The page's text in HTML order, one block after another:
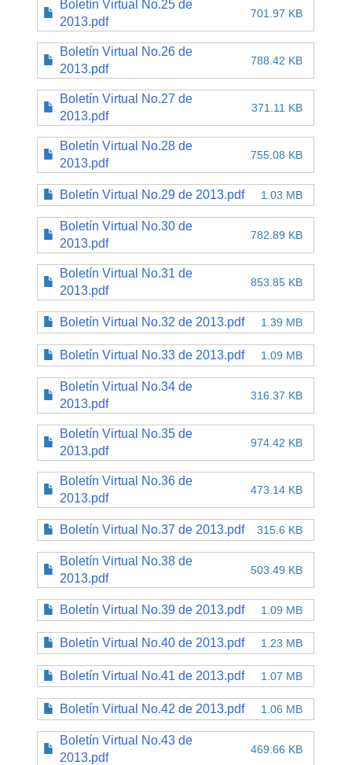
Boletín Virtual No.25 de
2013.pdf
701.97 KB
Boletín Virtual No.26 de
2013.pdf
788.42 KB
Boletín Virtual No.27 de
2013.pdf
371.11 KB
Boletín Virtual No.28 de
2013.pdf
755.08 KB
Boletín Virtual No.29 de 2013.pdf 1.03 MB
Boletín Virtual No.30 de
2013.pdf
782.89 KB
Boletín Virtual No.31 de
2013.pdf
853.85 KB
Boletín Virtual No.32 de 2013.pdf 1.39 MB
Boletín Virtual No.33 de 2013.pdf 1.09 MB
Boletín Virtual No.34 de
2013.pdf
316.37 KB
Boletín Virtual No.35 de
2013.pdf
974.42 KB
Boletín Virtual No.36 de
2013.pdf
473.14 KB
Boletín Virtual No.37 de 2013.pdf 315.6 KB
Boletín Virtual No.38 de
2013.pdf
503.49 KB
Boletín Virtual No.39 de 2013.pdf 1.09 MB
Boletín Virtual No.40 de 2013.pdf 1.23 MB
Boletín Virtual No.41 de 2013.pdf 1.07 MB
Boletín Virtual No.42 de 2013.pdf 1.06 MB
Boletín Virtual No.43 de
2013.pdf
469.66 KB